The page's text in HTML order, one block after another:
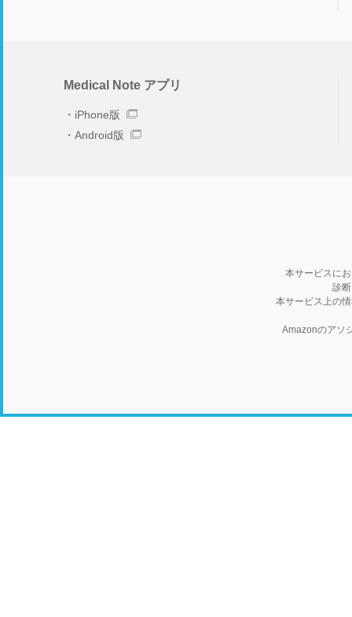
Medical Note アプリ
iPhone版
Android版
本サービスに
診
本サービス上の
Amazonのアソ